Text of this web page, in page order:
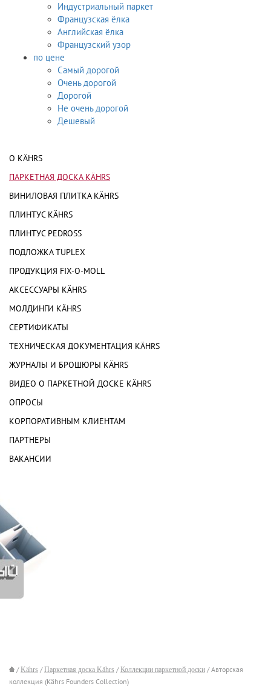
Индустриальный паркет
Французская ёлка
Английская ёлка
Французский узор
по цене
Самый дорогой
Очень дорогой
Дорогой
Не очень дорогой
Дешевый
О KÄHRS
ПАРКЕТНАЯ ДОСКА KÄHRS
ВИНИЛОВАЯ ПЛИТКА KÄHRS
ПЛИНТУС KÄHRS
ПЛИНТУС PEDROSS
ПОДЛОЖКА TUPLEX
ПРОДУКЦИЯ FIX-O-MOLL
АКСЕССУАРЫ KÄHRS
МОЛДИНГИ KÄHRS
СЕРТИФИКАТЫ
ТЕХНИЧЕСКАЯ ДОКУМЕНТАЦИЯ KÄHRS
ЖУРНАЛЫ И БРОШЮРЫ KÄHRS
ВИДЕО О ПАРКЕТНОЙ ДОСКЕ KÄHRS
ОПРОСЫ
КОРПОРАТИВНЫМ КЛИЕНТАМ
ПАРТНЕРЫ
ВАКАНСИИ
/Kährs /Паркетная доска Kährs /Коллекции паркетной доски / Авторская
коллекция (Kährs Founders Collection)